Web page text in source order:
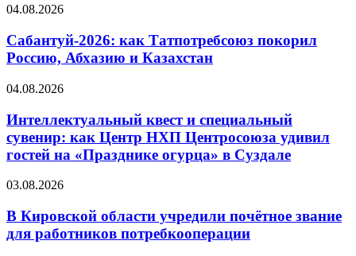
04.08.2026
Сабантуй-2026: как Татпотребсоюз покорил
Россию, Абхазию и Казахстан
04.08.2026
Интеллектуальный квест и специальный
сувенир: как Центр НХП Центросоюза удивил
гостей на «Празднике огурца» в Суздале
03.08.2026
В Кировской области учредили почётное звание
для работников потребкооперации